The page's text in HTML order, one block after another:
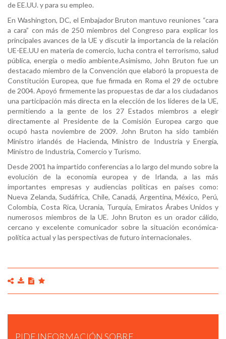
de EE.UU. y para su empleo.
En Washington, DC, el Embajador Bruton mantuvo reuniones “cara
a cara” con más de 250 miembros del Congreso para explicar los
principales avances de la UE y discutir la importancia de la relación
UE-EE.UU en materia de comercio, lucha contra el terrorismo, salud
pública, energía o medio ambiente.Asimismo, John Bruton fue un
destacado miembro de la Convención que elaboró la propuesta de
Constitución Europea, que fue firmada en Roma el 29 de octubre
de 2004. Apoyó firmemente las propuestas de dar a los ciudadanos
una participación más directa en la elección de los líderes de la UE,
permitiendo a la gente de los 27 Estados miembros a elegir
directamente al Presidente de la Comisión Europea cargo que
ocupó hasta noviembre de 2009. John Bruton ha sido también
Ministro irlandés de Hacienda, Ministro de Industria y Energía,
Ministro de Industria, Comercio y Turismo.
Desde 2001 ha impartido conferencias a lo largo del mundo sobre la
evolución de la economía europea y de Irlanda, a las más
importantes empresas y audiencias políticas en países como:
Nueva Zelanda, Sudáfrica, Chile, Canadá, Argentina, México, Perú,
Colombia, Costa Rica, Ucrania, Turquía, Emiratos Árabes Unidos y
numerosos miembros de la UE. John Bruton es un orador cálido,
cercano y excelente comunicador sobre la situación económica-
política actual y las perspectivas de futuro internacionales.
PIDE INFORMACIÓN SOBRE
JOHN BRUTON STATE OF EUROPE FORUM 2013